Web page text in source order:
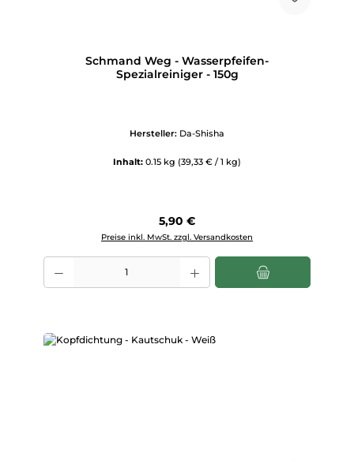
Schmand Weg - Wasserpfeifen-
Spezialreiniger - 150g
Hersteller: Da-Shisha
Inhalt: 0.15 kg (39,33 € / 1 kg)
Regulärer Preis:
5,90 €
Preise inkl. MwSt. zzgl. Versandkosten
Produkt Anzahl: Gib den gewünschten Wert ein oder benutze die